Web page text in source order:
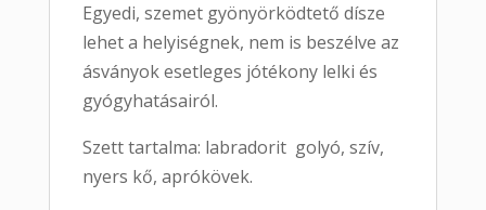
Egyedi, szemet gyönyörködtető dísze
lehet a helyiségnek, nem is beszélve az
ásványok esetleges jótékony lelki és
gyógyhatásairól.
Szett tartalma: labradorit golyó, szív,
nyers kő, aprókövek.